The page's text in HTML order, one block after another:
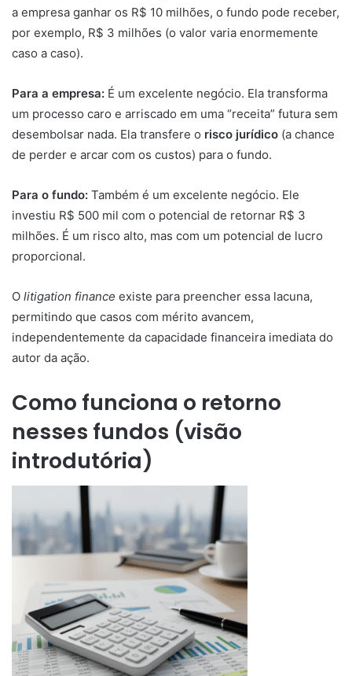
a empresa ganhar os R$ 10 milhões, o fundo pode receber,
por exemplo, R$ 3 milhões (o valor varia enormemente
caso a caso).
Para a empresa: É um excelente negócio. Ela transforma
um processo caro e arriscado em uma “receita” futura sem
desembolsar nada. Ela transfere o risco jurídico (a chance
de perder e arcar com os custos) para o fundo.
Para o fundo: Também é um excelente negócio. Ele
investiu R$ 500 mil com o potencial de retornar R$ 3
milhões. É um risco alto, mas com um potencial de lucro
proporcional.
O litigation finance existe para preencher essa lacuna,
permitindo que casos com mérito avancem,
independentemente da capacidade financeira imediata do
autor da ação.
Como funciona o retorno
nesses fundos (visão
introdutória)